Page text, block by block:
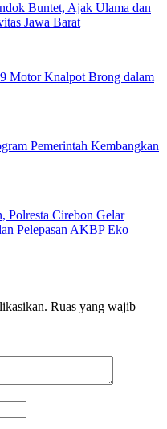
Buntet, Ajak Ulama dan
Jawa Barat
Motor Knalpot Brong dalam
Pemerintah Kembangkan
Polresta Cirebon Gelar
Pelepasan AKBP Eko
Ruas yang wajib